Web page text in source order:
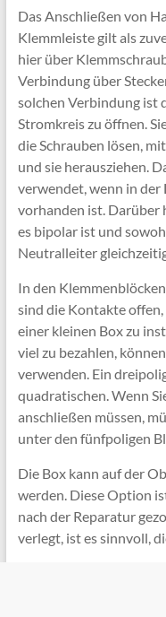
Das Anschließen von
Klemmleiste gilt als
hier über
Verbindung über
solchen Verbindung ist
Stromkreis zu öffnen.
die Schrauben lösen,
und sie herausziehen.
verwendet, wenn in der
vorhanden ist. Darüber
es bipolar ist und
Neutralleiter
In den
sind die Kontakte offen,
einer kleinen Box zu
viel zu bezahlen,
verwenden. Ein
quadratischen. Wenn
anschließen müssen,
unter den fünfpoligen
Die Box kann auf der
werden. Diese Option
nach der Reparatur
verlegt, ist es sinnvoll,